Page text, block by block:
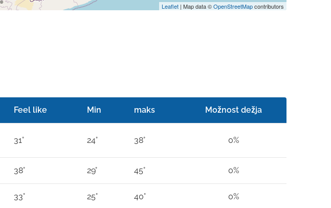
Leaflet | Map data ©OpenStreetMapcontributors
Feel like Min maks Možnost dežja
31° 24° 38° 0%
38° 29° 45° 0%
33° 25° 40° 0%